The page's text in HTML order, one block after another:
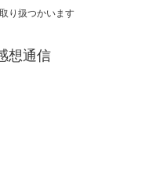
り扱つかいます
想通信